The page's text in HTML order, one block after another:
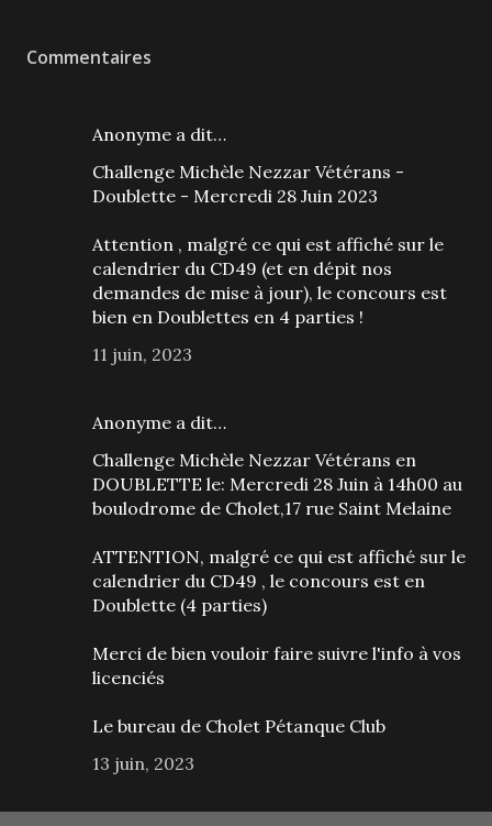
Commentaires
Anonyme a dit…
Challenge Michèle Nezzar Vétérans -
Doublette - Mercredi 28 Juin 2023
Attention , malgré ce qui est affiché sur le
calendrier du CD49 (et en dépit nos
demandes de mise à jour), le concours est
bien en Doublettes en 4 parties !
11 juin, 2023
Anonyme a dit…
Challenge Michèle Nezzar Vétérans en
DOUBLETTE le: Mercredi 28 Juin à 14h00 au
boulodrome de Cholet,17 rue Saint Melaine
ATTENTION, malgré ce qui est affiché sur le
calendrier du CD49 , le concours est en
Doublette (4 parties)
Merci de bien vouloir faire suivre l'info à vos
licenciés
Le bureau de Cholet Pétanque Club
13 juin, 2023